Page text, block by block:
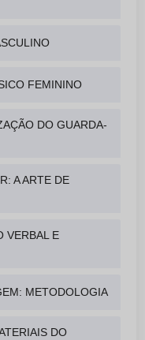
FEMININO
DO GUARDA-
A ARTE DE
VERBAL E
METODOLOGIA
DO